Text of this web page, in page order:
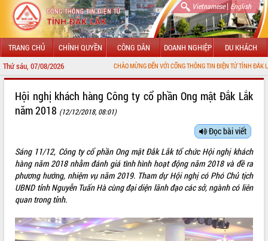
Vietnamese| English
TRANG CHỦ CHÍNH QUYỀN CÔNG DÂN DOANH NGHIỆP DU KHÁCH
Thứ sáu, 07/08/2026CHÀO MỪNG ĐẾN VỚI CỔNG THÔNG TIN ĐIỆN TỬ TỈNH ĐẮK LẮK
LÃNH ĐẠO UBND TỈNH
SỞ, BAN, NGÀNH
UBND CÁC XÃ, PHƯỜNG
HỆ THỐNG VĂN BẢN
Hội nghị khách hàng Công ty cổ phần Ong mật Đắk Lắk
năm 2018 (12/12/2018, 08:01)
Đọc bài viết
Sáng 11/12, Công ty cổ phần Ong mật Đắk Lắk tổ chức Hội nghị khách
hàng năm 2018 nhằm đánh giá tình hình hoạt động năm 2018 và đề ra
phương hướng, nhiệm vụ năm 2019. Tham dự Hội nghị có Phó Chủ tịch
UBND tỉnh Nguyễn Tuấn Hà cùng đại diện lãnh đạo các sở, ngành có liên
quan trong tỉnh.